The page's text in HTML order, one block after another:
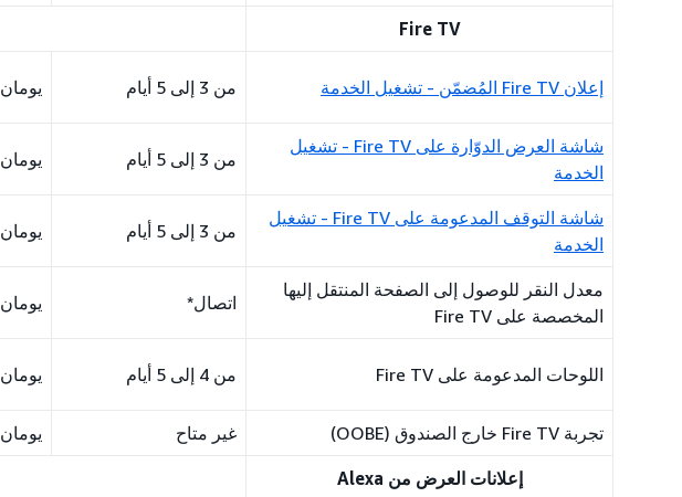
Fire TV
إعلان Fire TV المُضمّن - تشغيل الخدمة من 3 إلى 5 أيام يومان
شاشة العرض الدوّارة على Fire TV - تشغيل
الخدمة
من 3 إلى 5 أيام يومان
شاشة التوقف المدعومة على Fire TV - تشغيل
الخدمة
من 3 إلى 5 أيام يومان
معدل النقر للوصول إلى الصفحة المنتقل إليها
المخصصة على Fire TV
اتصال* يومان
اللوحات المدعومة على Fire TV من 4 إلى 5 أيام يومان
تجربة Fire TV خارج الصندوق (OOBE) غير متاح يومان
إعلانات العرض من Alexa